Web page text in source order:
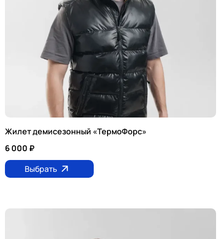
Жилет демисезонный «ТермоФорс»
6 000 ₽
Выбрать